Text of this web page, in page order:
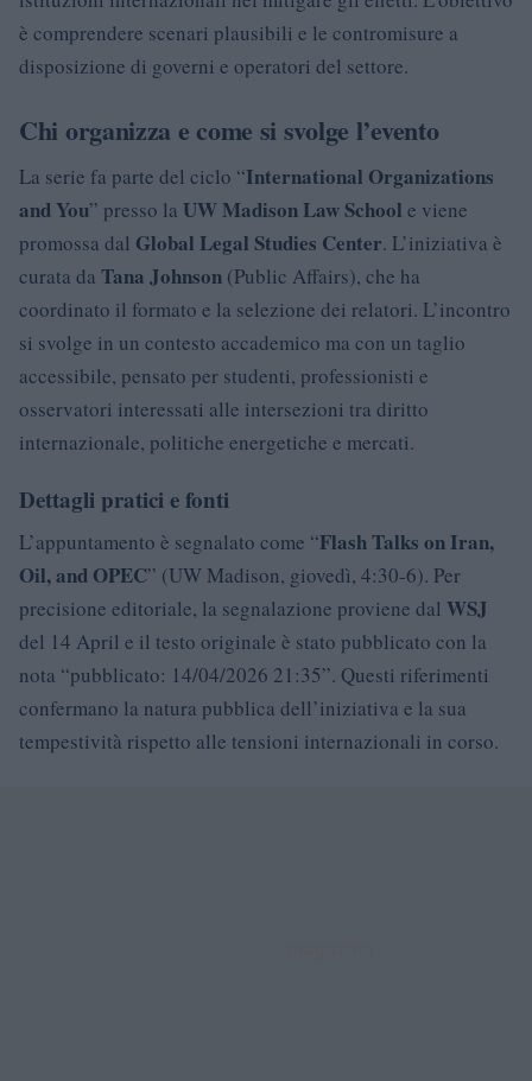
è comprendere scenari plausibili e le contromisure a
disposizione di governi e operatori del settore.
Chi organizza e come si svolge l’evento
La serie fa parte del ciclo “International Organizations
and You” presso la UW Madison Law School e viene
promossa dal Global Legal Studies Center. L’iniziativa è
curata da Tana Johnson (Public Affairs), che ha
coordinato il formato e la selezione dei relatori. L’incontro
si svolge in un contesto accademico ma con un taglio
accessibile, pensato per studenti, professionisti e
osservatori interessati alle intersezioni tra diritto
internazionale, politiche energetiche e mercati.
Dettagli pratici e fonti
L’appuntamento è segnalato come “Flash Talks on Iran,
Oil, and OPEC” (UW Madison, giovedì, 4:30-6). Per
precisione editoriale, la segnalazione proviene dal WSJ
del 14 April e il testo originale è stato pubblicato con la
nota “pubblicato: 14/04/2026 21:35”. Questi riferimenti
confermano la natura pubblica dell’iniziativa e la sua
tempestività rispetto alle tensioni internazionali in corso.